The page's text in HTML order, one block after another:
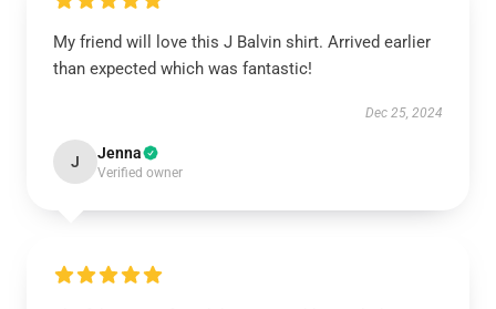
My friend will love this J Balvin shirt. Arrived earlier
than expected which was fantastic!
Dec 25, 2024
J Jenna
Verified owner